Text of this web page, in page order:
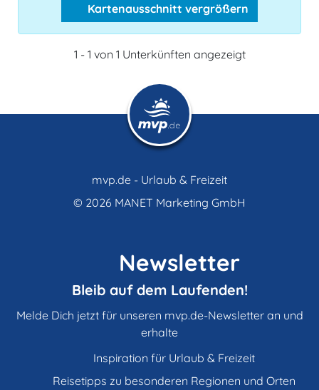
Kartenausschnitt vergrößern
1 - 1 von 1 Unterkünften angezeigt
mvp.de - Urlaub & Freizeit
© 2026 MANET Marketing GmbH
Newsletter
Bleib auf dem Laufenden!
Melde Dich jetzt für unseren mvp.de-Newsletter an und
erhalte
Inspiration für Urlaub & Freizeit
Reisetipps zu besonderen Regionen und Orten